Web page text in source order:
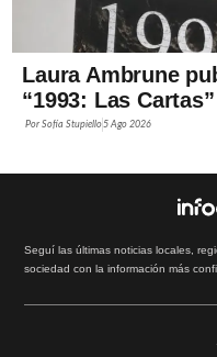
Laura Ambrune
“1993: Las Cartas”
PorSofía Stupiello5 Ago 2026
Seguí las últimas noticias locales,
sociedad con la información más